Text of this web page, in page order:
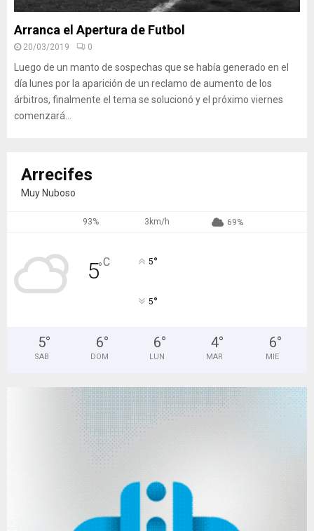
Arranca el Apertura de Futbol
20/03/2019 0
Luego de un manto de sospechas que se había generado en el
día lunes por la aparición de un reclamo de aumento de los
árbitros, finalmente el tema se solucionó y el próximo viernes
comenzará...
Arrecifes
Muy Nuboso
93% 3km/h 69%
5°C 5°
5°
5°
SAB
6°
DOM
6°
LUN
4°
MAR
6°
MIE